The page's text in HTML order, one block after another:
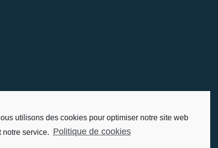
utilisons des cookies pour optimiser notre site web
notre service.
Politique de cookies